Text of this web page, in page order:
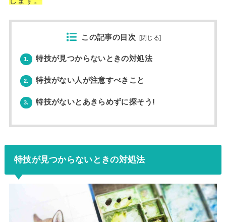
この記事の目次 [閉じる]
1. 特技が見つからないときの対処法
2. 特技がない人が注意すべきこと
3. 特技がないとあきらめずに探そう!
特技が見つからないときの対処法